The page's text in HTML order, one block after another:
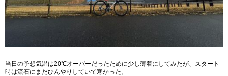
当日の予想気温は20℃オーバーだったために少し薄着にしてみたが、スタート
時は流石にまだひんやりしていて寒かった。